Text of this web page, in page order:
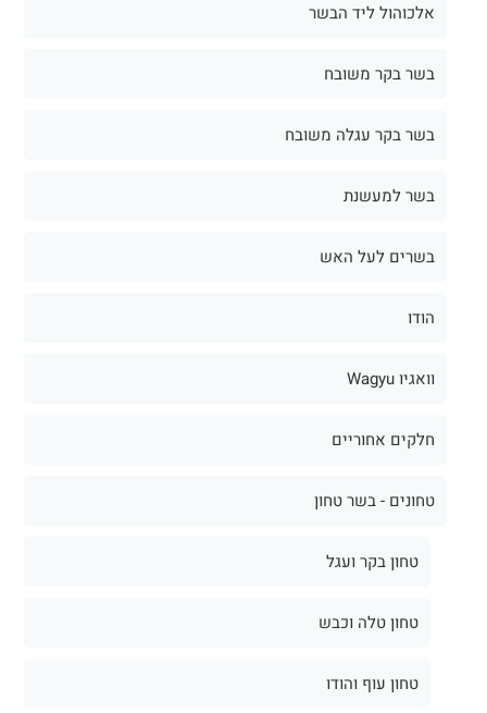
אלכוהול ליד הבשר
בשר בקר משובח
בשר בקר עגלה משובח
בשר למעשנת
בשרים לעל האש
הודו
וואגיו Wagyu
חלקים אחוריים
טחונים - בשר טחון
טחון בקר ועגל
טחון טלה וכבש
טחון עוף והודו